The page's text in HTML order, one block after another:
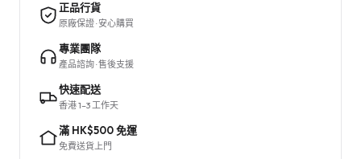
正品行貨
原廠保證 · 安心購買
專業團隊
產品諮詢 · 售後支援
快速配送
香港 1–3 工作天
滿 HK$500 免運
免費送貨上門